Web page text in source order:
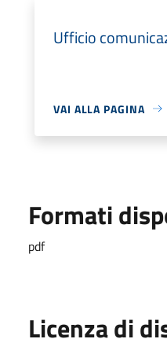
Ufficio
VAI ALLA PAGINA
Formati
pdf
Licenza di